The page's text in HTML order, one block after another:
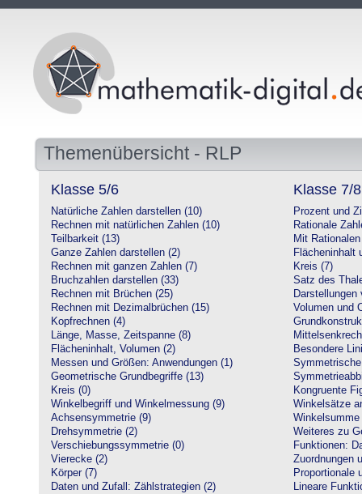
Themenübersicht - RLP
Klasse 5/6
Natürliche Zahlen darstellen (10)
Rechnen mit natürlichen Zahlen (10)
Teilbarkeit (13)
Ganze Zahlen darstellen (2)
Rechnen mit ganzen Zahlen (7)
Bruchzahlen darstellen (33)
Rechnen mit Brüchen (25)
Rechnen mit Dezimalbrüchen (15)
Kopfrechnen (4)
Länge, Masse, Zeitspanne (8)
Flächeninhalt, Volumen (2)
Messen und Größen: Anwendungen (1)
Geometrische Grundbegriffe (13)
Kreis (0)
Winkelbegriff und Winkelmessung (9)
Achsensymmetrie (9)
Drehsymmetrie (2)
Verschiebungssymmetrie (0)
Vierecke (2)
Körper (7)
Daten und Zufall: Zählstrategien (2)
Klasse 7/8
Prozent und
Rationale
Mit
Flächeninhalt
Kreis (7)
Satz des
Darstellungen
Volumen und
Besondere
Kongruente
Winkelsätze
Weiteres zu
Funktionen:
Zuordnungen
Proportionale
Lineare